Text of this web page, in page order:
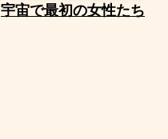
宇宙で最初の女性たち